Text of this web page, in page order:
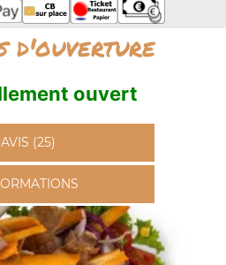
d'ouverture
ouvert
AVIS (25)